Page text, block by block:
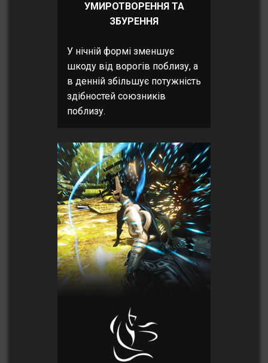
УМИРОТВОРЕННЯ ТА
ЗБУРЕННЯ
У нічній формі зменшує
шкоду від ворогів поблизу, а
в денній збільшує потужність
здібностей союзників
поблизу.